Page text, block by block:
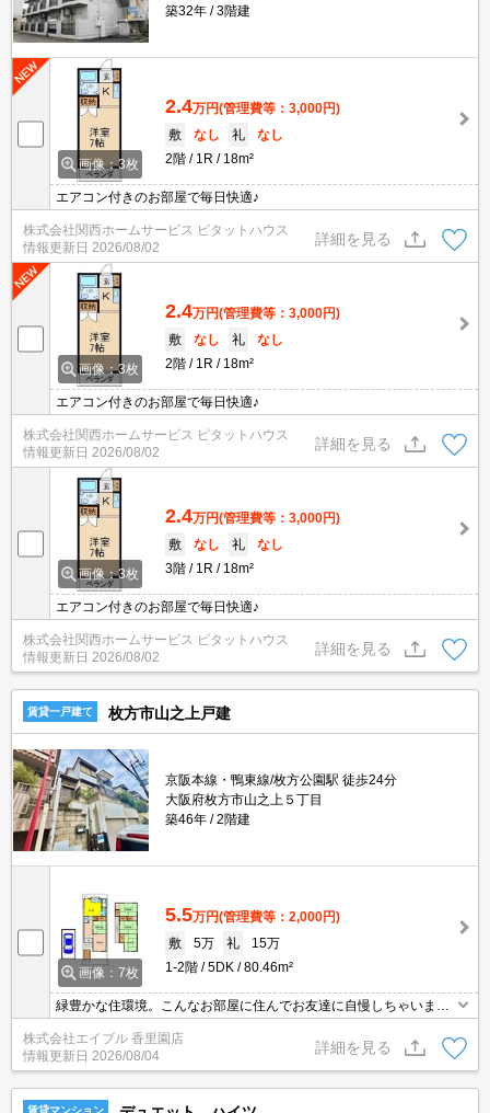
築32年
3階建
画像：3枚
2.4万円(管理費等：3,000円)
敷
なし 礼
なし
2階
1R 18m²
エアコン付きのお部屋で毎日快適♪
株式会社関西ホームサービス ピタットハウス
情報更新日 2026/08/02
詳細を見る
画像：3枚
2.4万円(管理費等：3,000円)
敷
なし 礼
なし
2階
1R 18m²
エアコン付きのお部屋で毎日快適♪
株式会社関西ホームサービス ピタットハウス
情報更新日 2026/08/02
詳細を見る
画像：3枚
2.4万円(管理費等：3,000円)
敷
なし 礼
なし
3階
1R 18m²
エアコン付きのお部屋で毎日快適♪
株式会社関西ホームサービス ピタットハウス
情報更新日 2026/08/02
詳細を見る
賃貸一戸建て 枚方市山之上戸建
京阪本線・鴨東線/枚方公園駅 徒歩24分
大阪府枚方市山之上５丁目
築46年
2階建
画像：7枚
5.5万円(管理費等：2,000円)
敷
5万 礼
15万
1-2階
5DK 80.46m²
緑豊かな住環境。こんなお部屋に住んでお友達に自慢しちゃいまし
ょう。
株式会社エイブル 香里園店
情報更新日 2026/08/04
詳細を見る
賃貸マンション